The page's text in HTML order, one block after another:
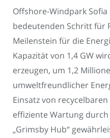
Offshore-Windpark
bedeutenden Schritt für
Meilenstein für die
Kapazität von 1,4 GW
erzeugen, um 1,2
umweltfreundlicher
Einsatz von
effiziente Wartung durch
„Grimsby Hub“